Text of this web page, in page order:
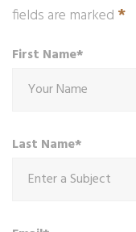
fields are marked *
First Name*
Last Name*